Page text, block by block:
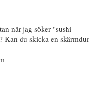
när jag söker "sushi
Kan du skicka en